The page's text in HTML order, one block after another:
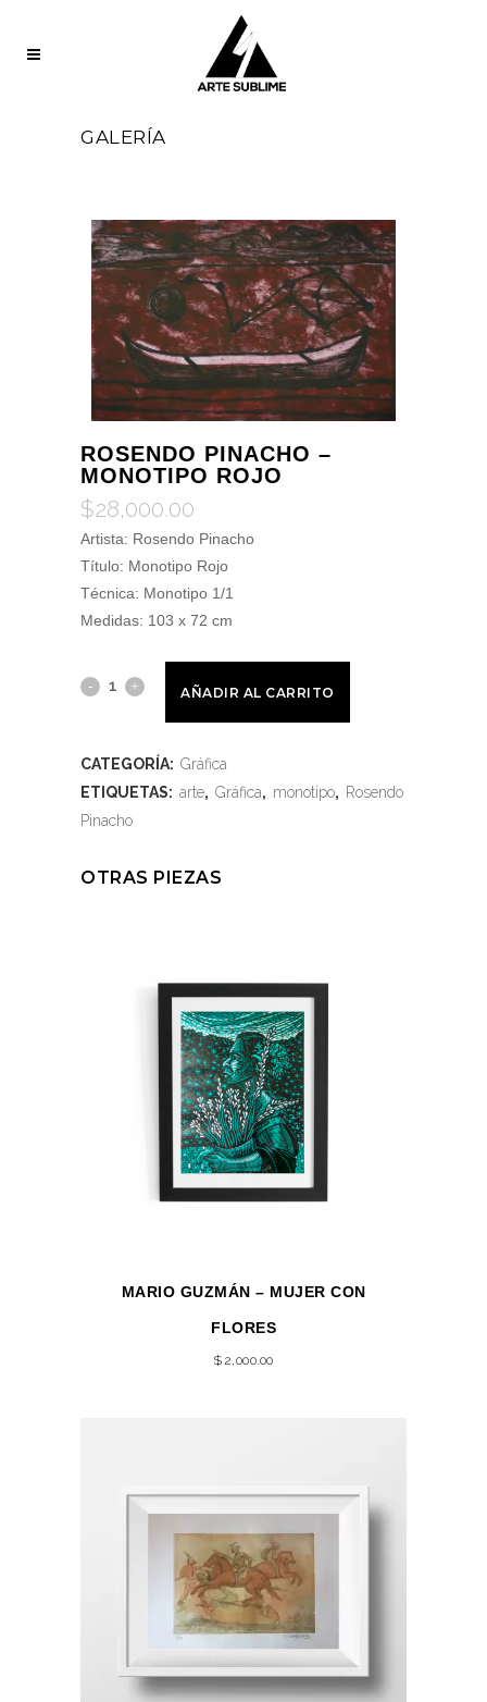
GALERÍA
ROSENDO PINACHO –
MONOTIPO ROJO
$28,000.00
Artista: Rosendo Pinacho
Título: Monotipo Rojo
Técnica: Monotipo 1/1
Medidas: 103 x 72 cm
AÑADIR AL CARRITO
CATEGORÍA: Gráfica
ETIQUETAS: arte, Gráfica, monotipo, Rosendo
Pinacho
OTRAS PIEZAS
MARIO GUZMÁN – MUJER CON
FLORES
$ 2,000.00